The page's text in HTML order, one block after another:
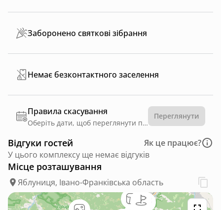
Заборонено святкові зібрання
Немає безконтактного заселення
Правила скасування
Оберіть дати, щоб переглянути правила
Переглянути
Відгуки гостей
Як це працює?
У цього комплексу ще немає відгуків
Місце розташування
Яблуниця, Івано-Франківська область